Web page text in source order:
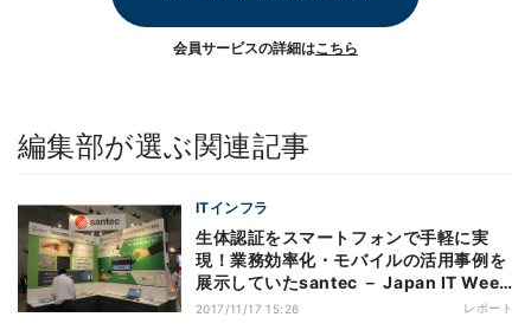
会員サービスの詳細はこちら
編集部が選ぶ関連記事
ITインフラ
生体認証をスマートフォンで手軽に実
現！業務効率化・モバイルの活用事例を
展示していたsantec － Japan IT Week
秋 2017より
2017/11/17 15:26 レポート